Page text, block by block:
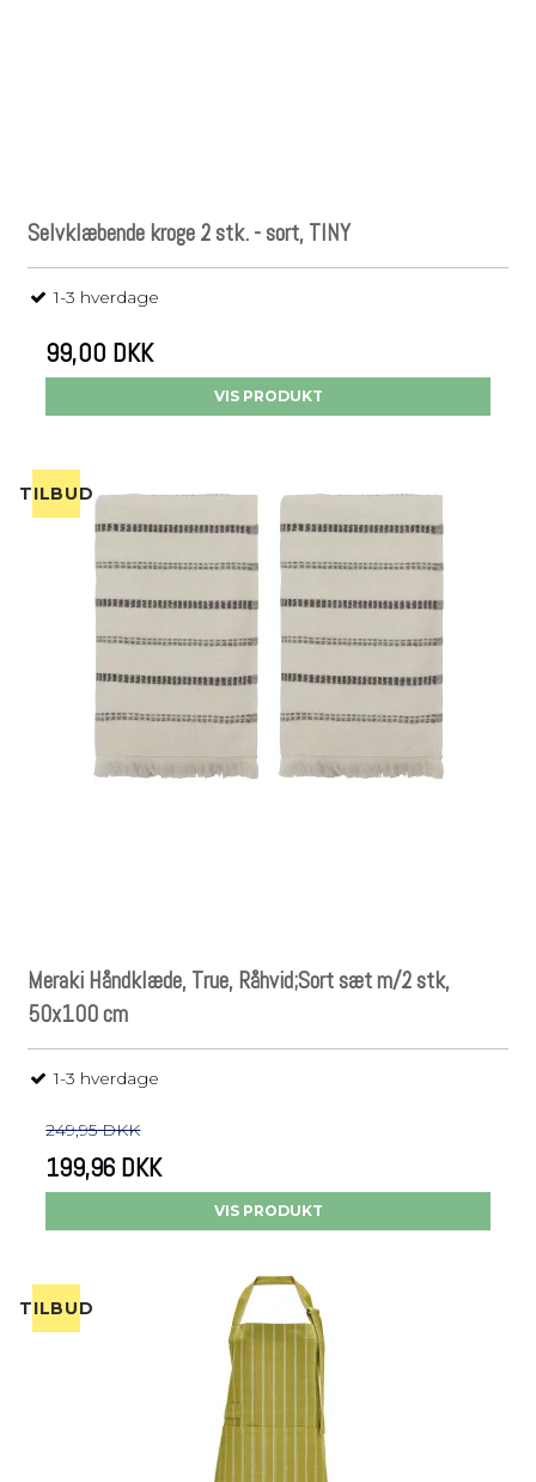
Selvklæbende kroge 2 stk. - sort, TINY
1-3 hverdage
99,00 DKK
VIS PRODUKT
TILBUD
Meraki Håndklæde, True, Råhvid;Sort sæt m/2 stk,
50x100 cm
1-3 hverdage
249,95 DKK
199,96 DKK
VIS PRODUKT
TILBUD